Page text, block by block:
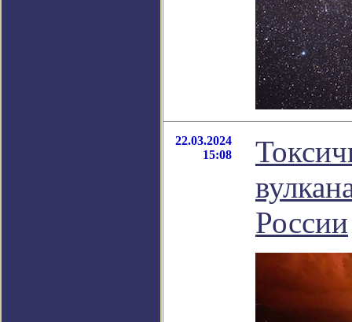
22.03.2024
15:08
России